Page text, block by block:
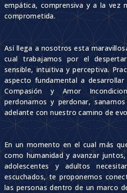
empática, comprensiva y a la vez
comprometida.
Así llega a nosotros esta
cual trabajamos por el
sensible, intuitiva y perceptiva.
aspecto fundamental a
Compasión y Amor
perdonarnos y perdonar,
adelante con nuestro camino de
En un momento en el cual más
como humanidad y avanzar
adolescentes y adultos
escuchados, te proponemos
las personas dentro de un marco